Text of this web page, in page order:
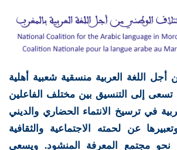
أجل اللغة العربية منسقية شعبية أهلية
تسعى إلى التنسيق بين مختلف الفاعلين
في ترسيخ الانتماء الحضاري والديني
عن لحمته الاجتماعية والثقافية
نحو مجتمع المعرفة المنشود. ويسعى